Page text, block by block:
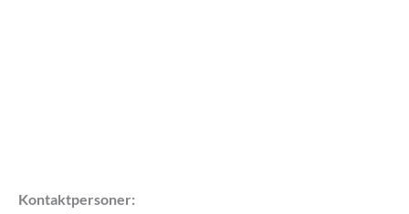
Kontaktpersoner: